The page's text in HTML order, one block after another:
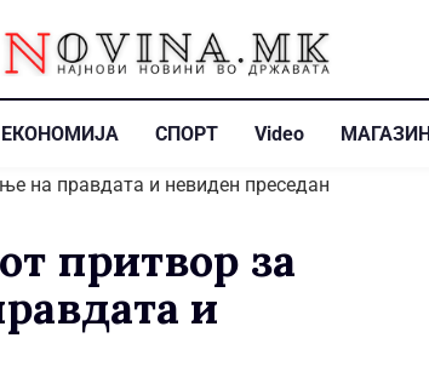
ЕКОНОМИЈА СПОРТ Video МАГАЗИН
притвор за
и